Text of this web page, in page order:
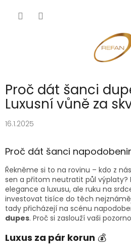
Proč dát šanci
Luxusní vůně za
16.1.2025
Proč dát šanci
Řekněme si to na rovinu – kdo z
sen a přitom neutratit půl výplaty?
elegance a luxusu, ale ruku na
investovat tisíce do těch
tady přicházejí na scénu
dupes. Proč si zaslouží vaši
Luxus za pár korun 💰